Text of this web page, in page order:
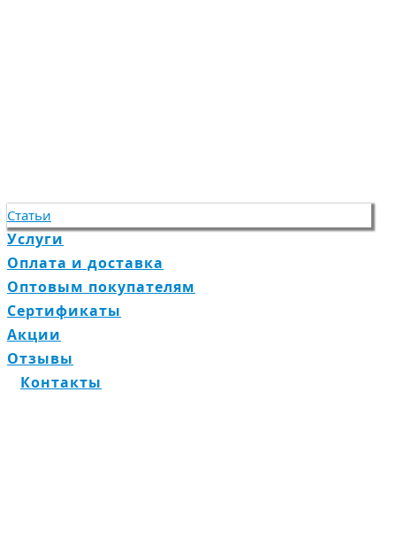
Статьи
Услуги
Оплата и доставка
Оптовым покупателям
Сертификаты
Акции
Отзывы
Контакты